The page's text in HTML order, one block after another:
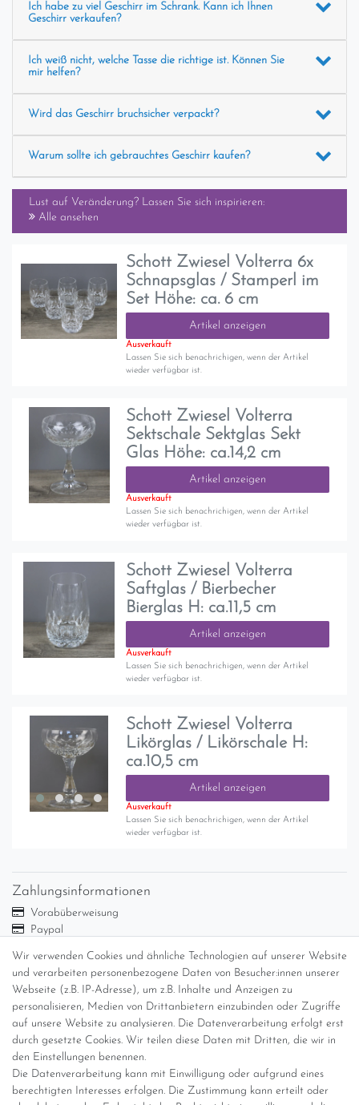
Ich habe zu viel Geschirr im Schrank. Kann ich Ihnen
Geschirr verkaufen?
Ich weiß nicht, welche Tasse die richtige ist. Können Sie
mir helfen?
Wird das Geschirr bruchsicher verpackt?
Warum sollte ich gebrauchtes Geschirr kaufen?
Lust auf Veränderung? Lassen Sie sich inspirieren:
Alle ansehen
Schott Zwiesel Volterra 6x
Schnapsglas / Stamperl im
Set Höhe: ca. 6 cm
Artikel anzeigen
Ausverkauft
Lassen Sie sich benachrichigen, wenn der Artikel
wieder verfügbar ist.
Schott Zwiesel Volterra
Sektschale Sektglas Sekt
Glas Höhe: ca.14,2 cm
Artikel anzeigen
Ausverkauft
Lassen Sie sich benachrichigen, wenn der Artikel
wieder verfügbar ist.
Schott Zwiesel Volterra
Saftglas / Bierbecher
Bierglas H: ca.11,5 cm
Artikel anzeigen
Ausverkauft
Lassen Sie sich benachrichigen, wenn der Artikel
wieder verfügbar ist.
Schott Zwiesel Volterra
Likörglas / Likörschale H:
ca.10,5 cm
Artikel anzeigen
Ausverkauft
Lassen Sie sich benachrichigen, wenn der Artikel
wieder verfügbar ist.
Wir verwenden Cookies und ähnliche Technologien auf unserer Website
und verarbeiten personenbezogene Daten von Besucher:innen unserer
Webseite (z.B. IP-Adresse), um z.B. Inhalte und Anzeigen zu
personalisieren, Medien von Drittanbietern einzubinden oder Zugriffe
auf unsere Website zu analysieren. Die Datenverarbeitung erfolgt erst
durch gesetzte Cookies. Wir teilen diese Daten mit Dritten, die wir in
den Einstellungen benennen.
Die Datenverarbeitung kann mit Einwilligung oder aufgrund eines
berechtigten Interesses erfolgen. Die Zustimmung kann erteilt oder
Zahlungsinformationen
Vorabüberweisung
Paypal
Versandinformationen
Versand per GLS (6,90 Euro) oder DHL (8,49 Euro ) inkl. MwSt.
(innerhalb Deutschlands)
kostenfreie Lieferung ab 150 Euro Warenwert (innerhalb
Deutschlands)
Übersicht Internationale Versandkosten